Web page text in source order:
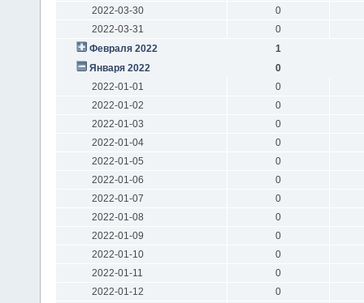
2022-03-30
0
2022-03-31
0
Февраля 2022
1
Января 2022
0
2022-01-01
0
2022-01-02
0
2022-01-03
0
2022-01-04
0
2022-01-05
0
2022-01-06
0
2022-01-07
0
2022-01-08
0
2022-01-09
0
2022-01-10
0
2022-01-11
0
2022-01-12
0